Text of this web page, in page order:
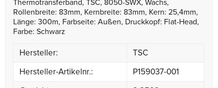
Thermotransferband, TSC, 8050-SWX, Wachs,
Rollenbreite: 83mm, Kernbreite: 83mm, Kern: 25,4mm,
Länge: 300m, Farbseite: Außen, Druckkopf: Flat-Head,
Farbe: Schwarz
Hersteller:
TSC
Hersteller-Artikelnr.:
P159037-001